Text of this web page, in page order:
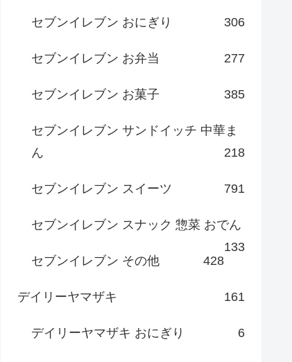
セブンイレブン おにぎり 306
セブンイレブン お弁当 277
セブンイレブン お菓子 385
セブンイレブン サンドイッチ 中華ま
ん
218
セブンイレブン スイーツ 791
セブンイレブン スナック 惣菜 おでん
133
セブンイレブン その他
428
デイリーヤマザキ 161
デイリーヤマザキ おにぎり 6